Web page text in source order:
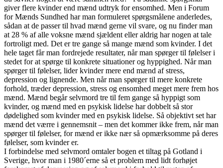
giver flere kvinder end mænd udtryk for ensomhed. Men i Forum
for Mænds Sundhed har man formuleret spørgsmålene anderledes,
sådan at de passer til hvad mænd gerne vil svare, og nu finder man
at 28 % af alle voksne mænd sjældent eller aldrig har nogen at tale
fortroligt med. Det er tre gange så mange mænd som kvinder. I det
hele taget får man fordrejede resultater, når man spørger til følelser i
stedet for at spørge til konkrete situationer og hyppighed. Når man
spørger til følelser, lider kvinder mere end mænd af stress,
depression og lignende. Men når man spørger til mere konkrete
forhold, træder depression, stress og ensomhed meget mere frem hos
mænd. Mænd begår selvmord tre til fem gange så hyppigt som
kvinder, og mænd med en psykisk lidelse har dobbelt så stor
dødelighed som kvinder med en psykisk lidelse. Så objektivt set har
mænd det værre i gennemsnit – men det kommer ikke frem, når man
spørger til følelser, for mænd er ikke nær så opmærksomme på deres
følelser, som kvinder er.
I forbindelse med selvmord omtaler bogen et tiltag på Gotland i
Sverige, hvor man i 1980´erne så et problem med lidt forhøjet